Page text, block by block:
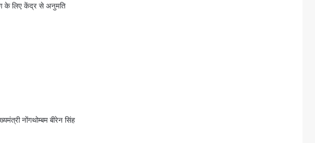
के लिए केंद्र से अनुमति
नोंगथोम्बम बीरेन सिंह